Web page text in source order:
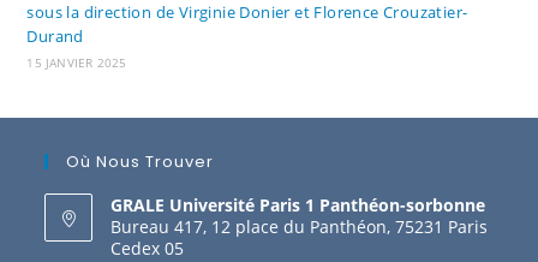
sous la direction de Virginie Donier et Florence Crouzatier-
Durand
15 JANVIER 2025
Où Nous Trouver
GRALE Université Paris 1 Panthéon-sorbonne
Bureau 417, 12 place du Panthéon, 75231 Paris
Cedex 05